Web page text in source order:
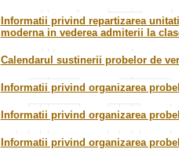
Informatii privind repartizarea
moderna in vederea admiterii la
Calendarul sustinerii probelor de
Informatii privind organizarea
Informatii privind organizarea
Informatii privind organizarea